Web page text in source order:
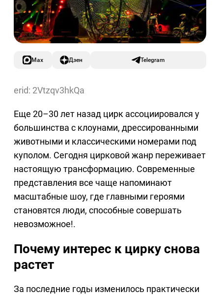
Max Дзен Telegram
erid: 2Vtzqv3hkQa
Еще 20–30 лет назад цирк ассоциировался у
большинства с клоунами, дрессированными
животными и классическими номерами под
куполом. Сегодня цирковой жанр переживает
настоящую трансформацию. Современные
представления все чаще напоминают
масштабные шоу, где главными героями
становятся люди, способные совершать
невозможное!.
Почему интерес к цирку снова
растет
За последние годы изменилось практически